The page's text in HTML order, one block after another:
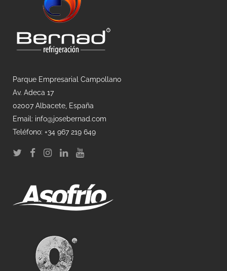
Parque Empresarial Campollano
Av. Adeca 17
02007 Albacete, España
Email: info@josebernad.com
Teléfono: +34 967 219 649